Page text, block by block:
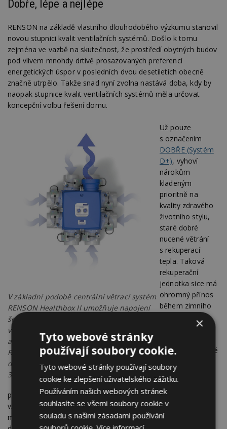
Dobře, lépe a nejlépe
RENSON na základě vlastního dlouhodobého výzkumu stanovil
novou stupnici kvalit ventilačních systémů. Došlo k tomu
zejména ve vazbě na skutečnost, že prostředí obytných budov
pod vlivem mnohdy drtivě prosazovaných preferencí
energetických úspor v posledních dvou desetiletích obecně
značně utrpělo. Takže snad nyní zvolna nastává doba, kdy by
naopak stupnice kvalit ventilačních systémů měla určovat
koncepční volbu řešení domu.
V základní podobě centrální větrací systém
RENSON Healthbox II umožňuje napojení
šesti samostatných potrubí. Řízeným
větráním tedy energeticky účinně obslouží
až šest místností. Vylepšený systém
RENSON Healthbox SmartZone dokáže
dokonce větrat až osm, v případě Healthbox
3.0 až jedenáct místností.
Už pouze
s označením
DOBŘE (Systém
D+), vyhoví
nárokům
kladeným
prioritně na
kvality zdravého
životního stylu,
staré dobré
nucené větrání
s rekuperací
tepla. Taková
rekuperační
jednotka sice má
ohromný přínos
během zimního
mnohem více
vytýká. Mimo jiné
transport
vzduchu
potrubím, nutná údržba vzduchového potrubí, provětrávání
vždy celého objektu bez ohledu na požadavky v konkrétní
místnosti, a hlavně vysoké provozní náklady. Ty mohou
×
Tyto webové stránky
používají soubory cookie.
Tyto webové stránky používají soubory
cookie ke zlepšení uživatelského zážitku.
Používáním našich webových stránek
souhlasíte se všemi soubory cookie v
souladu s našimi zásadami používání